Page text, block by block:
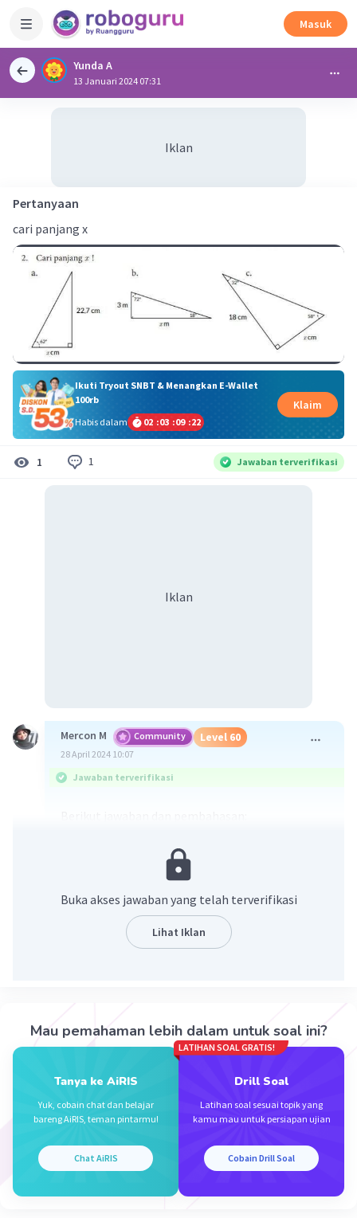
Masuk
Yunda A
13 Januari 2024 07:31
Iklan
Pertanyaan
cari panjang x
Ikuti Tryout SNBT & Menangkan E-Wallet
100rb
Habis dalam
02 :03 :09 :22
Klaim
1 1 Jawaban terverifikasi
Iklan
Mercon M Community Level 60
28 April 2024 10:07
Jawaban terverifikasi
Buka akses jawaban yang telah terverifikasi
Lihat Iklan
Mau pemahaman lebih dalam untuk soal ini?
Tanya ke AiRIS
Yuk, cobain chat dan belajar
bareng AiRIS, teman pintarmu!
Chat AiRIS
LATIHAN SOAL GRATIS!
Drill Soal
Latihan soal sesuai topik yang
kamu mau untuk persiapan ujian
Cobain Drill Soal